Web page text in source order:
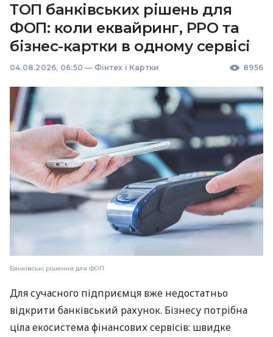
ТОП банківських рішень для
ФОП: коли еквайринг, РРО та
бізнес-картки в одному сервісі
04.08.2026, 06:50 — Фінтех і Картки 8956
Банківські рішення для ФОП
Для сучасного підприємця вже недостатньо
відкрити банківський рахунок. Бізнесу потрібна
ціла екосистема фінансових сервісів: швидке